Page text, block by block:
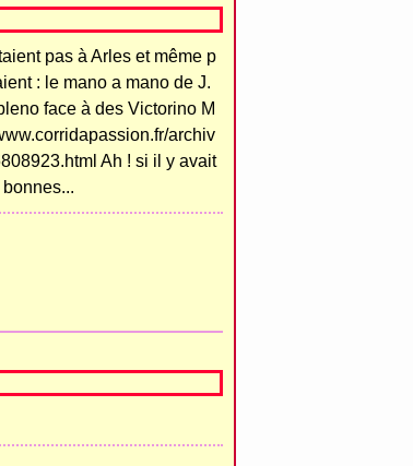
pas à Arles et même p
: le mano a mano de J.
face à des Victorino M
archiv
Ah ! si il y avait